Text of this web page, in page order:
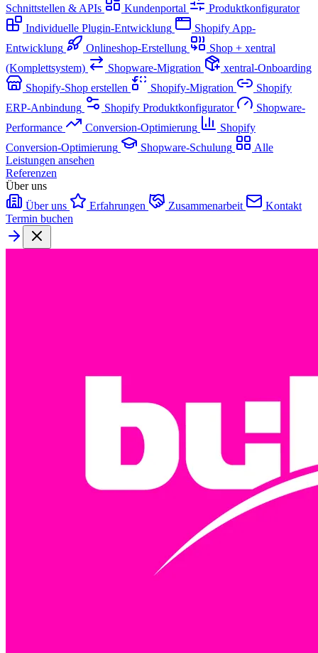
Schnittstellen & APIs
Kundenportal
Produktkonfigurator
Individuelle Plugin-Entwicklung
Shopify App-
Entwicklung
Onlineshop-Erstellung
Shop + xentral
(Komplettsystem)
Shopware-Migration
xentral-Onboarding
Shopify-Shop erstellen
Shopify-Migration
Shopify
ERP-Anbindung
Shopify Produktkonfigurator
Shopware-
Performance
Conversion-Optimierung
Shopify
Conversion-Optimierung
Shopware-Schulung
Alle
Leistungen ansehen
Referenzen
Über uns
Über uns
Erfahrungen Zusammenarbeit
Kontakt
Termin buchen